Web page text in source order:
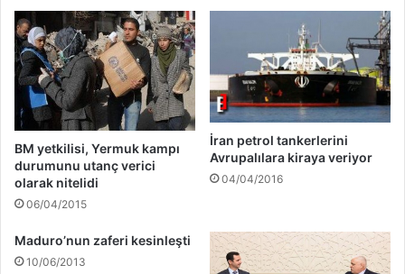
BM yetkilisi, Yermuk kampı
durumunu utanç verici
olarak nitelidi
06/04/2015
İran petrol tankerlerini
Avrupalılara kiraya veriyor
04/04/2016
Maduro’nun zaferi kesinleşti
10/06/2013